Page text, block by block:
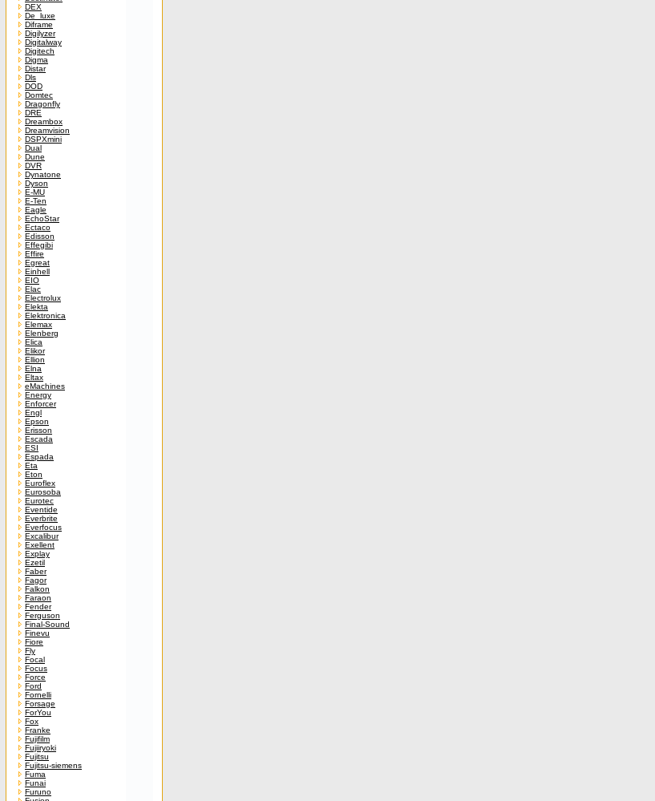
DEX
De_luxe
Diframe
Digilyzer
Digitalway
Digitech
Digma
Distar
Dls
DOD
Domtec
Dragonfly
DRE
Dreambox
Dreamvision
DSPXmini
Dual
Dune
DVR
Dynatone
Dyson
E-MU
E-Ten
Eagle
EchoStar
Ectaco
Edisson
Effegibi
Effire
Egreat
Einhell
EIO
Elac
Electrolux
Elekta
Elektronica
Elemax
Elenberg
Elica
Elikor
Ellion
Elna
Eltax
eMachines
Energy
Enforcer
Engl
Epson
Erisson
Escada
ESI
Espada
Eta
Eton
Euroflex
Eurosoba
Eurotec
Eventide
Everbrite
Everfocus
Excalibur
Exellent
Explay
Ezetil
Faber
Fagor
Falkon
Faraon
Fender
Ferguson
Final-Sound
Finevu
Fiore
Fly
Focal
Focus
Force
Ford
Fornelli
Forsage
ForYou
Fox
Franke
Fujifilm
Fujiiryoki
Fujitsu
Fujitsu-siemens
Fuma
Funai
Furuno